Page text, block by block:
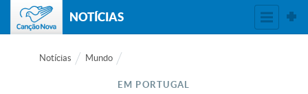
NOTÍCIAS
Notícias Mundo
EM PORTUGAL